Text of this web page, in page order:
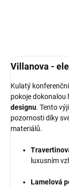
Villanova -
Kulatý
pokoje dokonalou
designu. Tento
pozornosti díky
materiálů.
luxusním
Lamelová